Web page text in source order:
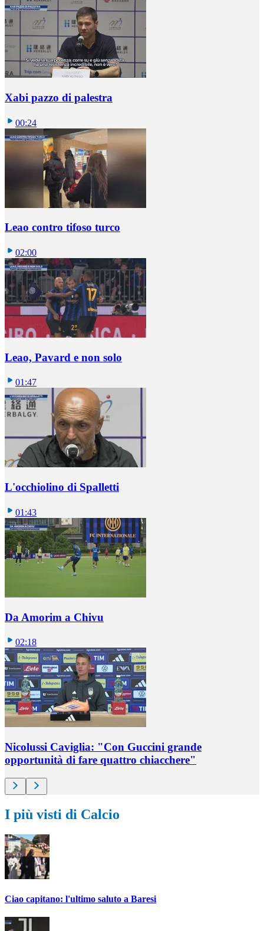
Xabi pazzo di palestra
00:24
Leao contro tifoso turco
02:00
Leao, Pavard e non solo
01:47
L'occhiolino di Spalletti
01:43
Da Amorim a Chivu
02:18
Nicolussi Caviglia: "Con Guccini grande
opportunità di fare quattro chiacchere"
I più visti di Calcio
Ciao capitano: l'ultimo saluto a Baresi